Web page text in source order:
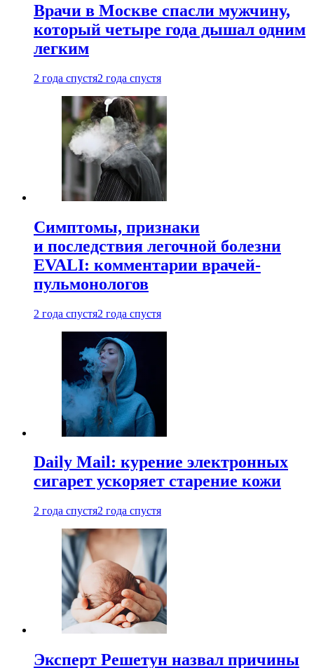
Врачи в Москве спасли мужчину,
который четыре года дышал одним
легким
2 года спустя2 года спустя
Симптомы, признаки
и последствия легочной болезни
EVALI: комментарии врачей-
пульмонологов
2 года спустя2 года спустя
Daily Mail: курение электронных
сигарет ускоряет старение кожи
2 года спустя2 года спустя
Эксперт Решетун назвал причины